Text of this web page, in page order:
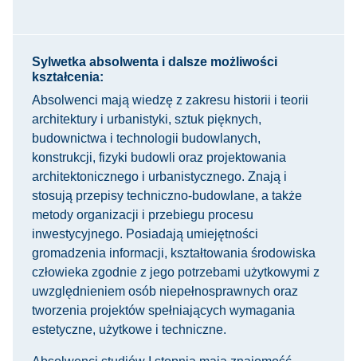
Sylwetka absolwenta i dalsze możliwości
kształcenia:
Absolwenci mają wiedzę z zakresu historii i teorii
architektury i urbanistyki, sztuk pięknych,
budownictwa i technologii budowlanych,
konstrukcji, fizyki budowli oraz projektowania
architektonicznego i urbanistycznego. Znają i
stosują przepisy techniczno-budowlane, a także
metody organizacji i przebiegu procesu
inwestycyjnego. Posiadają umiejętności
gromadzenia informacji, kształtowania środowiska
człowieka zgodnie z jego potrzebami użytkowymi z
uwzględnieniem osób niepełnosprawnych oraz
tworzenia projektów spełniających wymagania
estetyczne, użytkowe i techniczne.